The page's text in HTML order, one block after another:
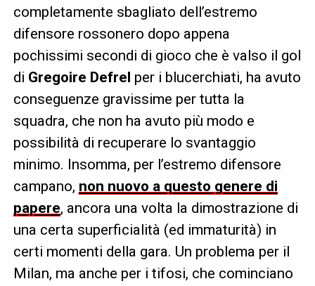
completamente sbagliato dell’estremo
difensore rossonero dopo appena
pochissimi secondi di gioco che è valso il gol
di Gregoire Defrel per i blucerchiati, ha avuto
conseguenze gravissime per tutta la
squadra, che non ha avuto più modo e
possibilità di recuperare lo svantaggio
minimo. Insomma, per l’estremo difensore
campano, non nuovo a questo genere di
papere, ancora una volta la dimostrazione di
una certa superficialità (ed immaturità) in
certi momenti della gara. Un problema per il
Milan, ma anche per i tifosi, che cominciano